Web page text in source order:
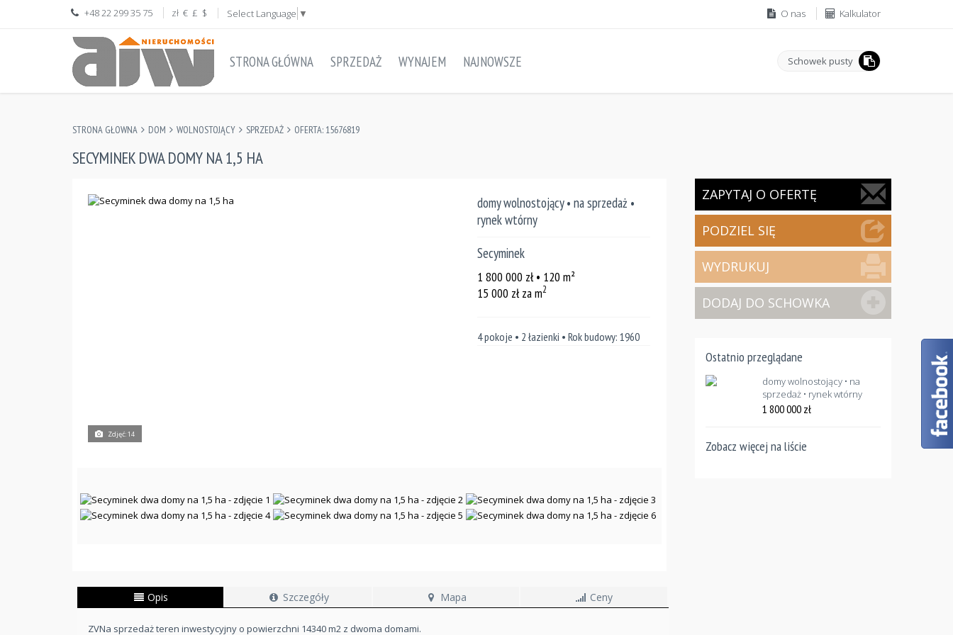
+48 22 299 35 75 zł € £ $ Select Language ▼ O nas Kalkulator
Schowek pusty
STRONA GŁÓWNA SPRZEDAŻ WYNAJEM NAJNOWSZE
STRONA GŁOWNA DOM WOLNOSTOJĄCY SPRZEDAŻ OFERTA: 15676819
SECYMINEK DWA DOMY NA 1,5 HA
Zdjęć: 14
domy wolnostojący • na sprzedaż •
rynek wtórny
Secyminek
1 800 000 zł• 120 m²
15 000 zł za m2
4 pokoje • 2 łazienki • Rok budowy: 1960
Opis Szczegóły Mapa Ceny
ZVNa sprzedaż teren inwestycyjny o powierzchni 14340 m2 z dwoma domami.
ZAPYTAJ O OFERTĘ
PODZIEL SIĘ
WYDRUKUJ
DODAJ DO SCHOWKA
Ostatnio przeglądane
domy wolnostojący • na
sprzedaż • rynek wtórny
1 800 000 zł
Zobacz więcej na liście